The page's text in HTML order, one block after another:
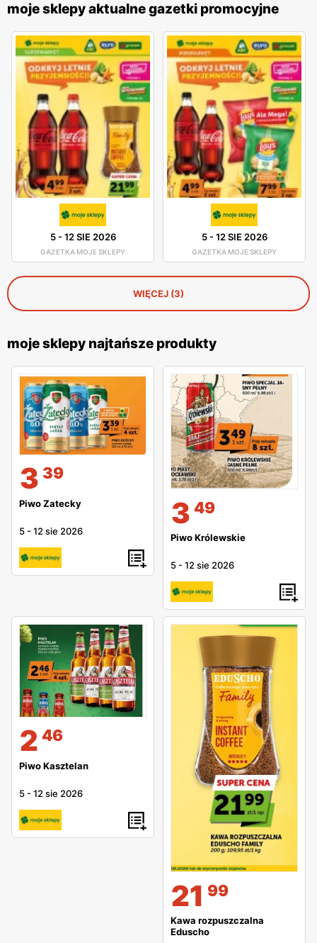
moje sklepy aktualne gazetki promocyjne
5-12 SIE 2026
GAZETKA MOJE SKLEPY
5-12 SIE 2026
GAZETKA MOJE SKLEPY
WIĘCEJ (3)
moje sklepy najtańsze produkty
3 39
Piwo Zatecky
5 -12 sie 2026
3 49
Piwo Królewskie
5 -12 sie 2026
2 46
Piwo Kasztelan
5 -12 sie 2026
21 99
Kawa rozpuszczalna
Eduscho